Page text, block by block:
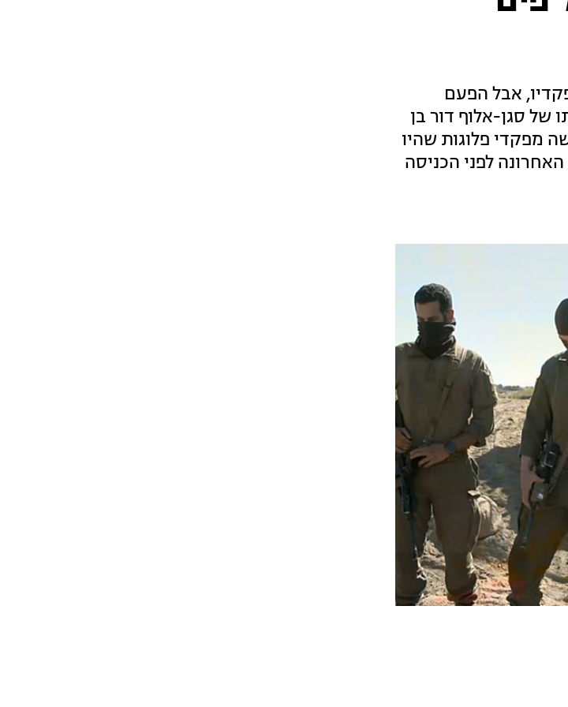
של מפקדיו, אבל הפעם
של סגן-אלוף דור בן
מפקדי פלוגות שהיו
לפני הכניסה